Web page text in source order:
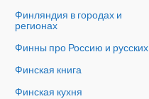
Финляндия в городах и
регионах
Финны про Россию и русских
Финская книга
Финская кухня